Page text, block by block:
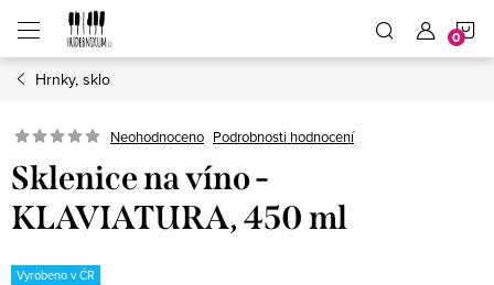
obsah
Hrnky, sklo
Neohodnoceno Podrobnosti hodnocení
Sklenice na víno -
KLAVIATURA, 450 ml
Vyrobeno v ČR